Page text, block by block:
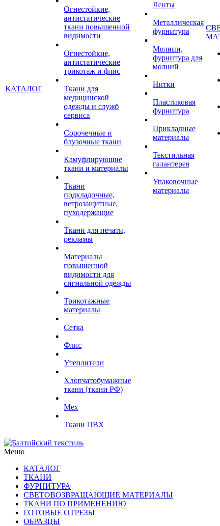
КАТАЛОГ
Огнестойкие,
антистатические
ткани повышенной
видимости
Огнестойкие,
антистатические
трикотаж и флис
Ткани для
медицинской
одежды и служб
сервиса
Сорочечные и
блузочные ткани
Камуфлирующие
ткани и материалы
Ткани
подкладочные,
ветрозащитные,
пуходержащие
Ткани для печати,
рекламы
Материалы
повышенной
видимости для
сигнальной одежды
Трикотажные
материалы
Сетка
Флис
Утеплители
Хлопчатобумажные
ткани (ткани РФ)
Мех
Ткани ПВХ
Ленты
Металлическая
фурнитура
Молнии,
фурнитура для
молний
Нитки
Пластиковая
фурнитура
Прикладные
материалы
Текстильная
галантерея
Упаковочные
материалы
Меню
КАТАЛОГ
ТКАНИ
ФУРНИТУРА
СВЕТОВОЗВРАЩАЮЩИЕ МАТЕРИАЛЫ
ТКАНИ ПО ПРИМЕНЕНИЮ
ГОТОВЫЕ ОТРЕЗЫ
ОБРАЗЦЫ